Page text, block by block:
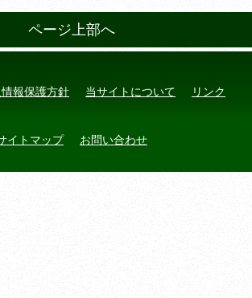
ページ上部へ
報保護方針 当サイトについて リンク
イトマップ お問い合わせ